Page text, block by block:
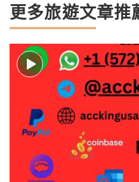
更多旅遊文章推